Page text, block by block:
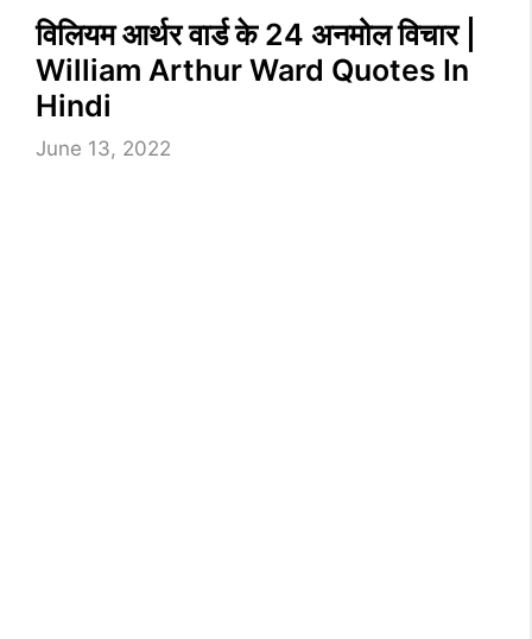
विलियम आर्थर वार्ड के 24 अनमोल विचार |
William Arthur Ward Quotes In
Hindi
June 13, 2022